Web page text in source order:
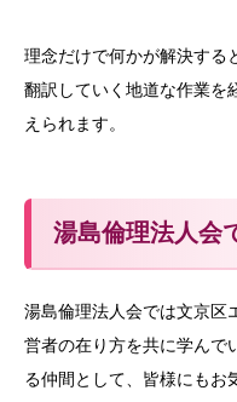
理念だけで何かが解決する
翻訳していく地道な作業を
えられます。
湯島倫理法人会
湯島倫理法人会では文京区
営者の在り方を共に学んで
る仲間として、皆様にもお